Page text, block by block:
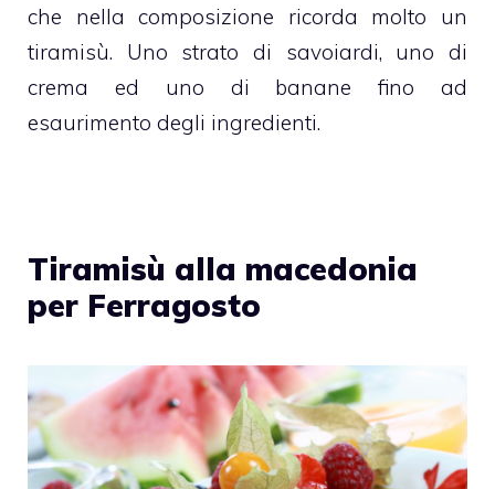
che nella composizione ricorda molto un
tiramisù. Uno strato di savoiardi, uno di
crema ed uno di banane fino ad
esaurimento degli ingredienti.
Tiramisù alla macedonia
per Ferragosto